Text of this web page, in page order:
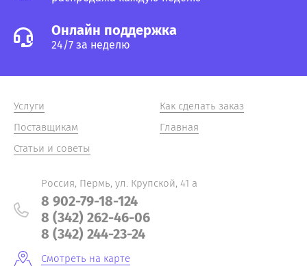
Онлайн поддержка
24/7 за неделю
Услуги
Поставщикам
Статьи и советы
Как сделать заказ
Главная
Россия, Пермь, ул. Крупской, 41 а
8 902-79-18-124
8 (342) 262-46-06
8 (342) 244-23-24
Смотреть на карте